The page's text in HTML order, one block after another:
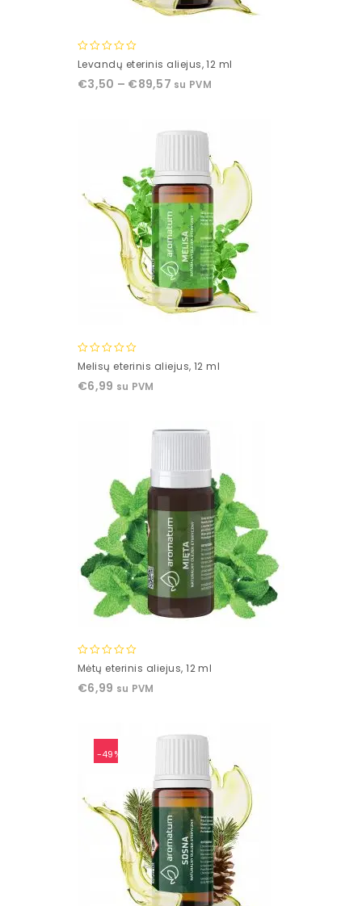
0
of
Levandų eterinis aliejus, 12 ml
€3,50 – €89,57 su PVM
0
of
Melisų eterinis aliejus, 12 ml
€6,99 su PVM
0
of
Mėtų eterinis aliejus, 12 ml
€6,99 su PVM
-49%